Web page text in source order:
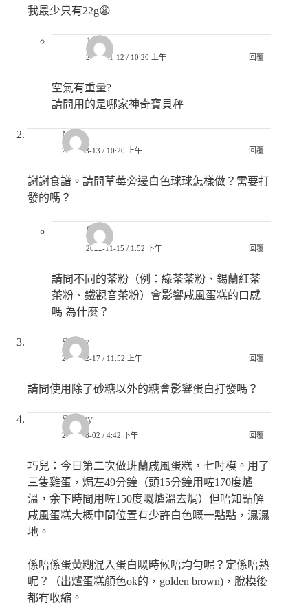
我最少只有22g😩
123
2024-11-12 / 10:20 上午 回覆
空氣有重量?
請問用的是哪家神奇寶貝秤
Miffy
2022-03-13 / 10:20 上午 回覆
謝謝食譜。請問草莓旁邊白色球球怎樣做？需要打
發的嗎？
欣靜
2022-11-15 / 1:52 下午 回覆
請問不同的茶粉（例：綠茶茶粉、錫蘭紅茶
茶粉、鐵觀音茶粉）會影響戚風蛋糕的口感
嗎 為什麼？
Sandy
2020-12-17 / 11:52 上午 回覆
請問使用除了砂糖以外的糖會影響蛋白打發嗎？
Shirley
2020-08-02 / 4:42 下午 回覆
巧兒：今日第二次做班蘭戚風蛋糕，七吋模。用了
三隻雞蛋，焗左49分鐘（頭15分鐘用咗170度爐
溫，余下時間用咗150度嘅爐溫去焗）但唔知點解
戚風蛋糕大概中間位置有少許白色嘅一點點，濕濕
地。
係唔係蛋黃糊混入蛋白嘅時候唔均勻呢？定係唔熟
呢？（出爐蛋糕顏色ok的，golden brown)，脫模後
都冇收縮。